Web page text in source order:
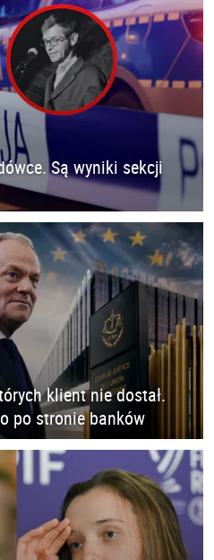
Są wyniki sekcji
klient nie dostał.
po stronie banków